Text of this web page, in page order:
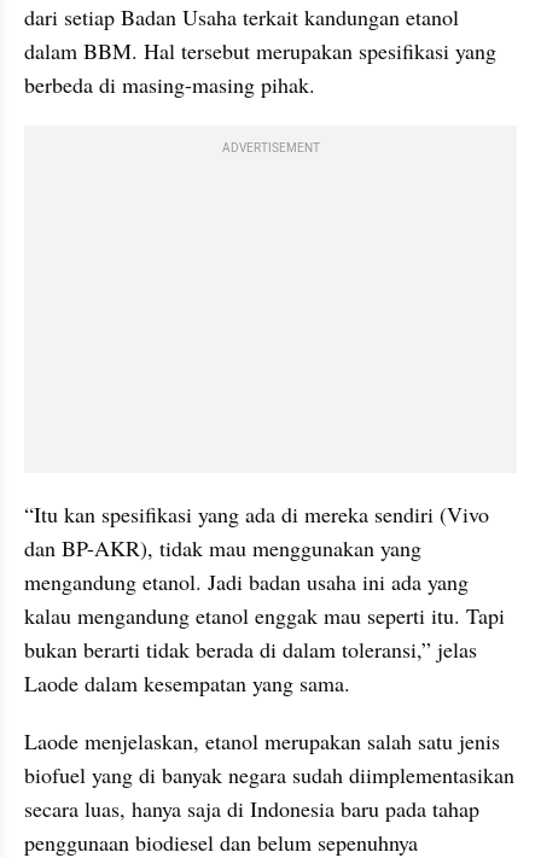
dari setiap Badan Usaha terkait kandungan etanol
dalam BBM. Hal tersebut merupakan spesifikasi yang
berbeda di masing-masing pihak.
ADVERTISEMENT
“Itu kan spesifikasi yang ada di mereka sendiri (Vivo
dan BP-AKR), tidak mau menggunakan yang
mengandung etanol. Jadi badan usaha ini ada yang
kalau mengandung etanol enggak mau seperti itu. Tapi
bukan berarti tidak berada di dalam toleransi,” jelas
Laode dalam kesempatan yang sama.
Laode menjelaskan, etanol merupakan salah satu jenis
biofuel yang di banyak negara sudah diimplementasikan
secara luas, hanya saja di Indonesia baru pada tahap
penggunaan biodiesel dan belum sepenuhnya